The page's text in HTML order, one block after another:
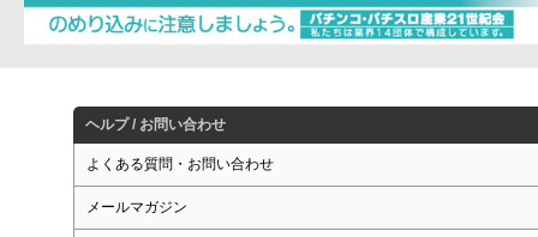
ヘルプ / お問い合わせ
よくある質問・お問い合わせ
メールマガジン